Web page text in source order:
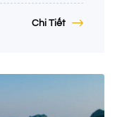
Chi Tiết